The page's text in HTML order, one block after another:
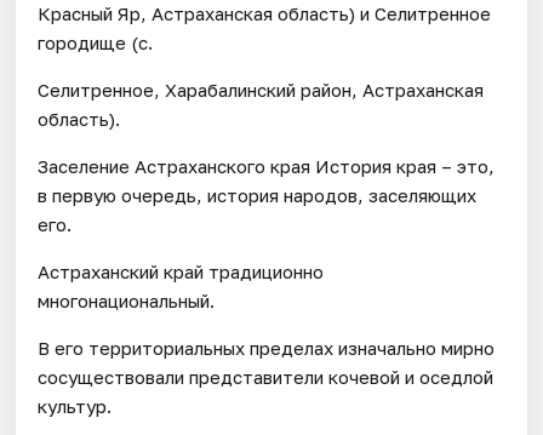
Красный Яр, Астраханская область) и Селитренное
городище (с.
Селитренное, Харабалинский район, Астраханская
область).
Заселение Астраханского края История края – это,
в первую очередь, история народов, заселяющих
его.
Астраханский край традиционно
многонациональный.
В его территориальных пределах изначально мирно
сосуществовали представители кочевой и оседлой
культур.